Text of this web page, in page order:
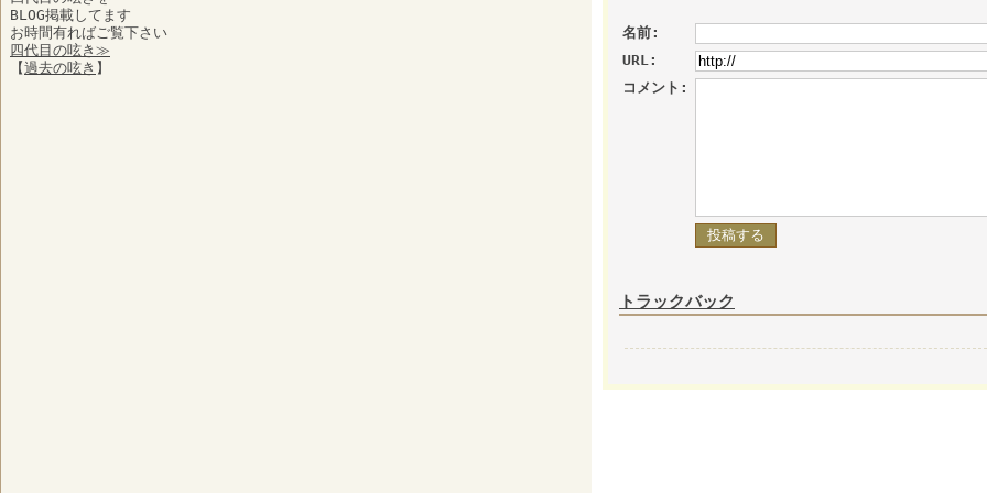
BLOG掲載してます
お時間有ればご覧下さい
四代目の呟き≫
【過去の呟き 】
名前:
URL:
コメント:
トラックバック